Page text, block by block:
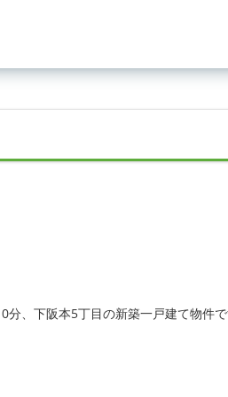
分、下阪本5丁目の新築一戸建て物件